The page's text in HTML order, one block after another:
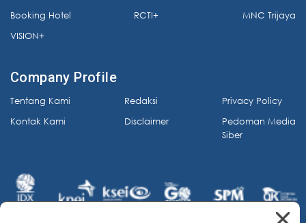
Booking Hotel
VISION+
RCTI+
MNC Trijaya
Company Profile
Tentang Kami
Kontak Kami
Redaksi
Disclaimer
Privacy Policy
Pedoman Media
Siber